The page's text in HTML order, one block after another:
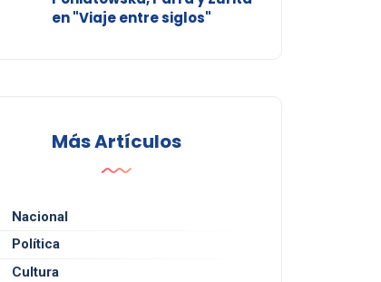
en "Viaje entre siglos"
Más Artículos
Nacional
Política
Cultura